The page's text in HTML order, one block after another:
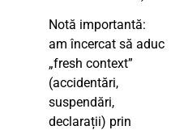
Notă importantă:
am încercat să aduc
„fresh context”
(accidentări,
suspendări,
declarații) prin